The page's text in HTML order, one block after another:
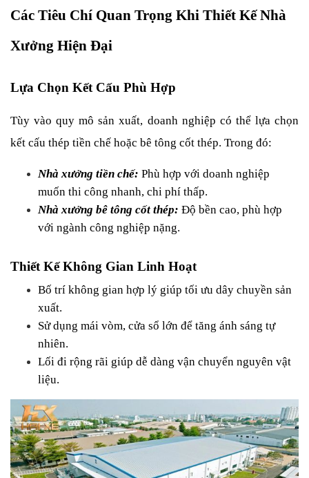
Các Tiêu Chí Quan Trọng Khi Thiết Kế Nhà
Xưởng Hiện Đại
Lựa Chọn Kết Cấu Phù Hợp
Tùy vào quy mô sản xuất, doanh nghiệp có thể lựa chọn
kết cấu thép tiền chế hoặc bê tông cốt thép. Trong đó:
Nhà xưởng tiền chế: Phù hợp với doanh nghiệp
muốn thi công nhanh, chi phí thấp.
Nhà xưởng bê tông cốt thép: Độ bền cao, phù hợp
với ngành công nghiệp nặng.
Thiết Kế Không Gian Linh Hoạt
Bố trí không gian hợp lý giúp tối ưu dây chuyền sản
xuất.
Sử dụng mái vòm, cửa sổ lớn để tăng ánh sáng tự
nhiên.
Lối đi rộng rãi giúp dễ dàng vận chuyển nguyên vật
liệu.